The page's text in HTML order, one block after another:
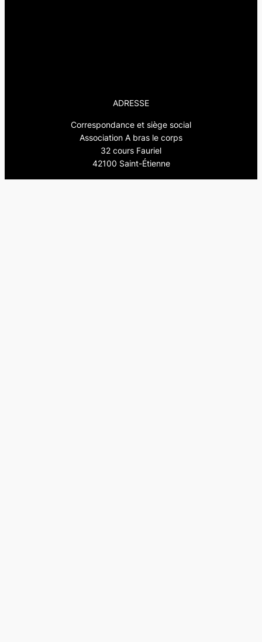
ADRESSE
Correspondance et siège social
Association A bras le corps
32 cours Fauriel
42100 Saint-Étienne